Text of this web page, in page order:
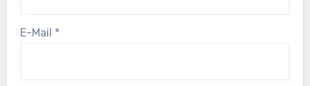
E-Mail *